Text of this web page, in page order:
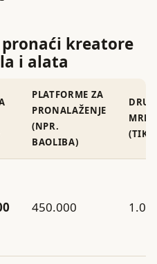
pronaći kreatore
i alata
PLATFORME ZA
PRONALAŽENJE
(NPR.
BAOLIBA)
450.000